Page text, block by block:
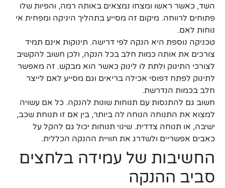
השד, כאשר ראשו ומצחו נמצאים באותה רמה, והפיות שלו
פתוחים לרווחה. מיקום זה מסייע בתהליך היניקה ומפחית אי
נוחות לאם.
טכניקה נוספת היא הנקה לפי דרישה. תינוקות אינם תמיד
צורכים את אותה כמות חלב בכל הנקה, ולכן חשוב להקשיב
לצורכי התינוק ולתת לו לינוק כאשר הוא מבקש. זה מאפשר
לתינוק לפתח דפוסי אכילה בריאים וגם מסייע לאם לייצר
חלב בכמות הנדרשת.
חשוב גם להתנסות עם תנוחות שונות להנקה. כל אם עשויה
למצוא את התנוחה הנוחה לה ביותר, בין אם זו תנוחת שכב,
ישיבה, או תנוחה צדדית. שינוי תנוחות יכול גם להקל על
כאבים אפשריים ולשדרג את חוויית ההנקה הכללית.
החשיבות של עמידה בלחצים
סביב ההנקה